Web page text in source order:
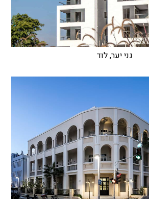
גני יער, לוד